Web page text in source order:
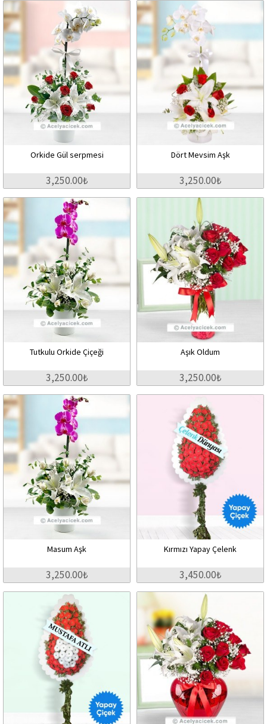
Orkide Gül serpmesi
3,250.00₺
Dört Mevsim Aşk
3,250.00₺
Tutkulu Orkide Çiçeği
3,250.00₺
Aşık Oldum
3,250.00₺
Masum Aşk
3,250.00₺
Kırmızı Yapay Çelenk
3,450.00₺